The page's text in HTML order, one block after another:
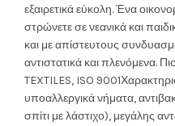
εξαιρετικά εύκολη. Ένα
στρώνετε σε νεανικά και
και με απίστευτους
αντιστατικά και πλενόμενα.
TEXTILES, ISO
υποαλλεργικά νήματα,
σπίτι με λάστιχο), μεγάλης